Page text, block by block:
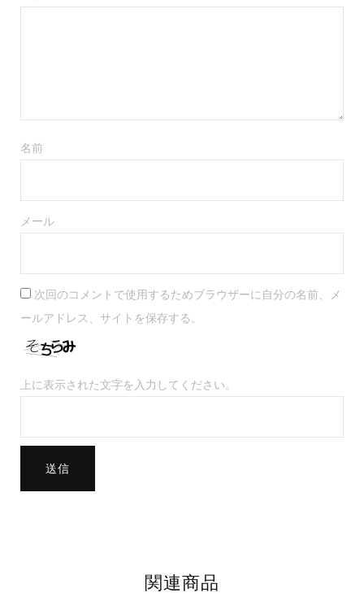
それ以降の住所(必須)
ご職業（必須）
年
名前
メール
次回のコメントで使用するためブラウザーに自分の名前、メ
ールアドレス、サイトを保存する。
上に表示された文字を入力してください。
関連商品